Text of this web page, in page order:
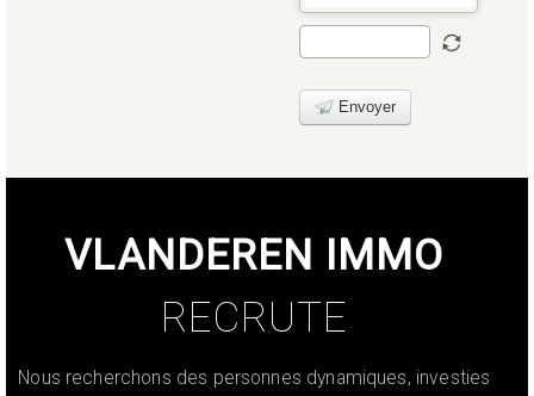
Envoyer
VLANDEREN IMMO
RECRUTE
Nous recherchons des personnes dynamiques, investies